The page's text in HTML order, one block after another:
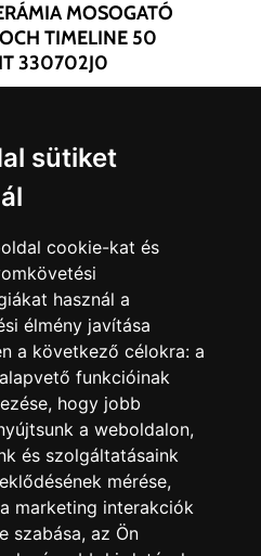
sütiket
cookie-kat és
használ a
élmény javítása
a következő célokra: a
funkcióinak
, hogy jobb
a weboldalon,
és szolgáltatásaink
mérése,
marketing interakciók
szabása, az Ön
MOSOGATÓ
TIMELINE 50
330702J0
képanyagainak és az
440-ból
3 4 5